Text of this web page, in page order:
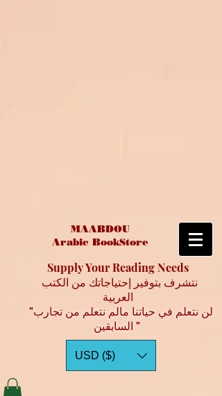
MAABDOU
Arabic BookStore
Supply Your Reading Needs
العربية
"لن نتعلم في حياتنا مالم نتعلم من تجارب
السابقين "
USD ($)